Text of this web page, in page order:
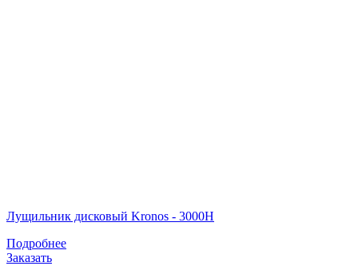
Лущильник дисковый Kronos - 3000H
Подробнее
Заказать